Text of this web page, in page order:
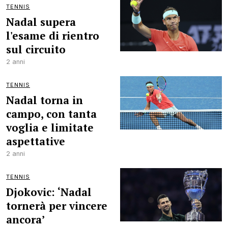
TENNIS
Nadal supera
l'esame di rientro
sul circuito
2 anni
TENNIS
Nadal torna in
campo, con tanta
voglia e limitate
aspettative
2 anni
TENNIS
Djokovic: ‘Nadal
tornerà per vincere
ancora’